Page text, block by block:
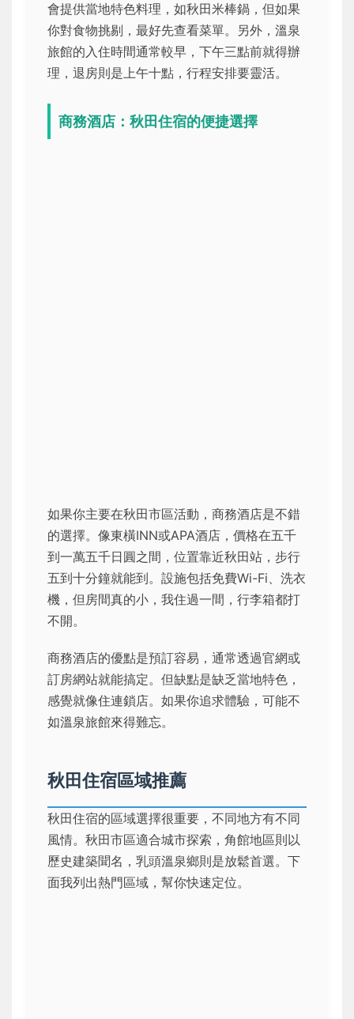
會提供當地特色料理，如秋田米棒鍋，但如果
你對食物挑剔，最好先查看菜單。另外，溫泉
旅館的入住時間通常較早，下午三點前就得辦
理，退房則是上午十點，行程安排要靈活。
商務酒店：秋田住宿的便捷選擇
如果你主要在秋田市區活動，商務酒店是不錯
的選擇。像東橫INN或APA酒店，價格在五千
到一萬五千日圓之間，位置靠近秋田站，步行
五到十分鐘就能到。設施包括免費Wi-Fi、洗衣
機，但房間真的小，我住過一間，行李箱都打
不開。
商務酒店的優點是預訂容易，通常透過官網或
訂房網站就能搞定。但缺點是缺乏當地特色，
感覺就像住連鎖店。如果你追求體驗，可能不
如溫泉旅館來得難忘。
秋田住宿區域推薦
秋田住宿的區域選擇很重要，不同地方有不同
風情。秋田市區適合城市探索，角館地區則以
歷史建築聞名，乳頭溫泉鄉則是放鬆首選。下
面我列出熱門區域，幫你快速定位。